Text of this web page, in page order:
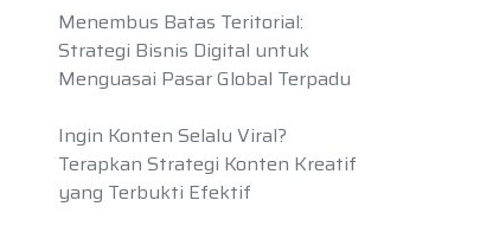
Menembus Batas Teritorial:
Strategi Bisnis Digital untuk
Menguasai Pasar Global Terpadu
Ingin Konten Selalu Viral?
Terapkan Strategi Konten Kreatif
yang Terbukti Efektif